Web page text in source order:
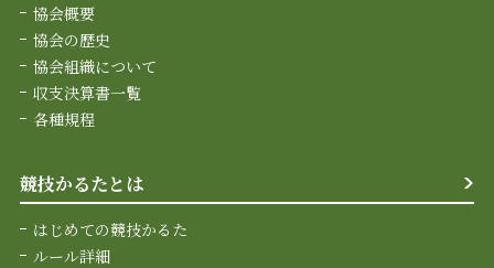
協会概要
協会の歴史
協会組織について
収支決算書一覧
各種規程
競技かるたとは
はじめての競技かるた
ルール詳細